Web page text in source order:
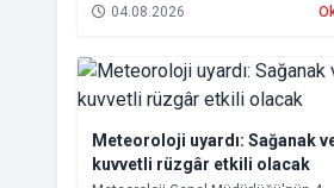
10 çocuk annesi 65 yaşındaki kadın
04.08.2026
Meteoroloji uyardı: Sağanak
kuvvetli rüzgâr etkili olacak